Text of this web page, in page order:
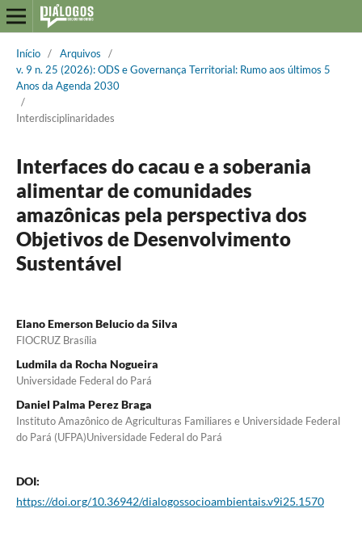
Início / Arquivos
/
v. 9 n. 25 (2026): ODS e Governança Territorial: Rumo aos últimos 5
Anos da Agenda 2030
/
Interdisciplinaridades
Interfaces do cacau e a soberania
alimentar de comunidades
amazônicas pela perspectiva dos
Objetivos de Desenvolvimento
Sustentável
Elano Emerson Belucio da Silva
FIOCRUZ Brasília
Ludmila da Rocha Nogueira
Universidade Federal do Pará
Daniel Palma Perez Braga
Instituto Amazônico de Agriculturas Familiares e Universidade Federal
do Pará (UFPA)Universidade Federal do Pará
DOI:
https://doi.org/10.36942/dialogossocioambientais.v9i25.1570